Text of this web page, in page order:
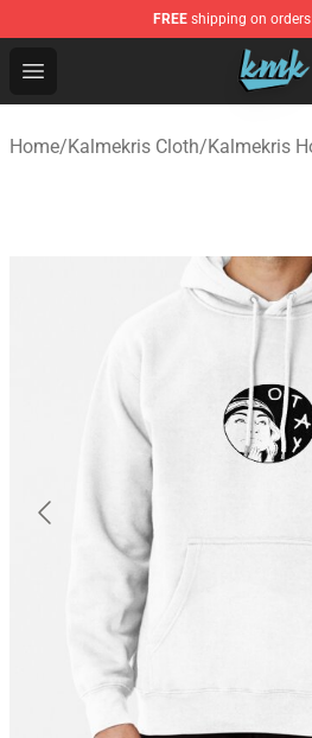
FREE shipping on
Open menu
KallMeKris Store - Official
Home/Kalmekris Cloth/Kalmekris